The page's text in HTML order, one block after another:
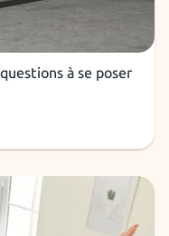
à se poser